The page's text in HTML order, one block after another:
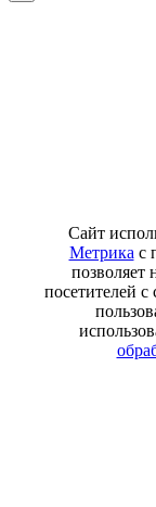
Сайт
Метрика с
позволяет
посетителей